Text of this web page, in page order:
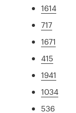
1614
717
1671
415
1941
1034
536